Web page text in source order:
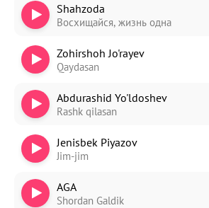
Shahzoda
Восхищайся, жизнь одна
Zohirshoh Jo'rayev
Qaydasan
Abdurashid Yo'ldoshev
Rashk qilasan
Jenisbek Piyazov
Jim-jim
AGA
Shordan Galdik